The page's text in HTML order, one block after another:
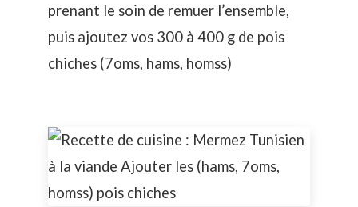
prenant le soin de remuer l’ensemble,
puis ajoutez vos 300 à 400 g de pois
chiches (7oms, hams, homss)